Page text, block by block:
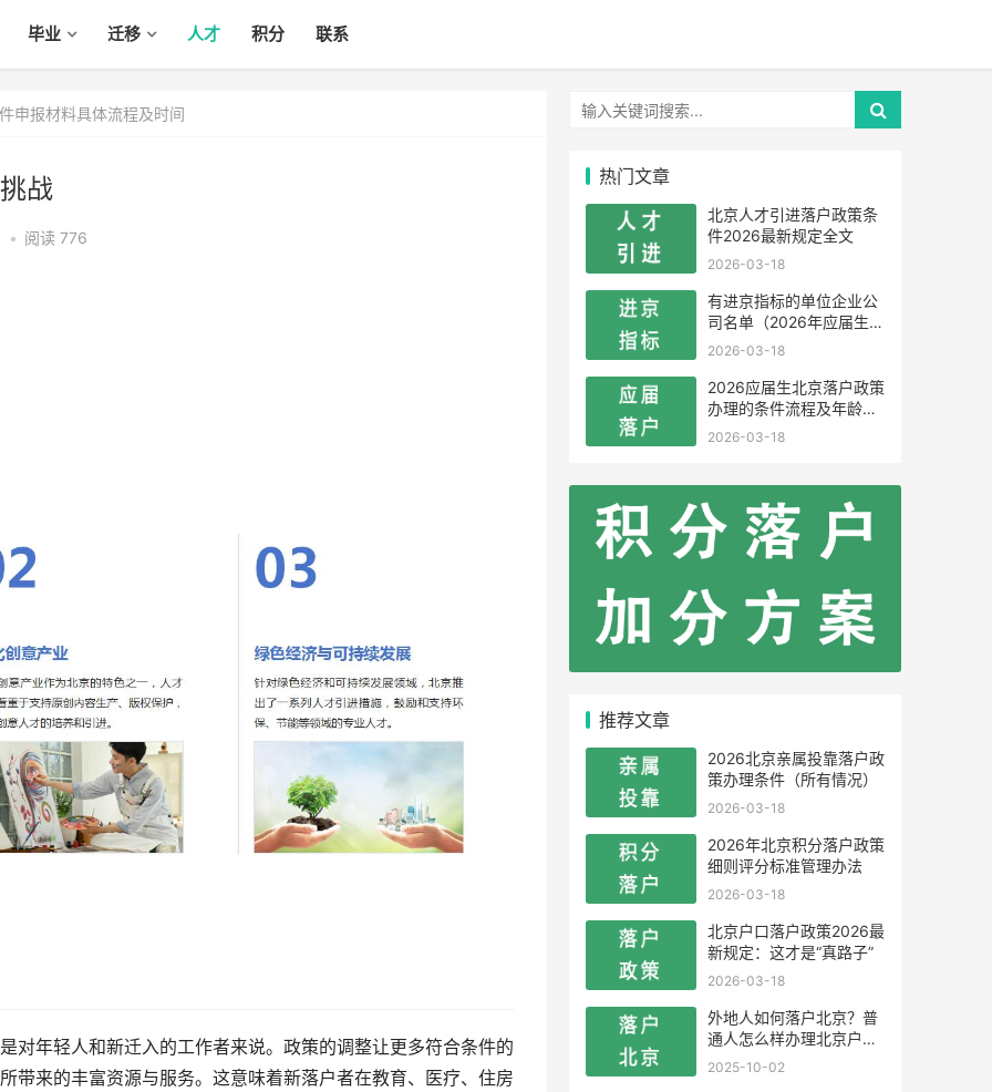
毕业 迁移 人才 积分 联系
申报材料具体流程及时间
战
• 阅读 776
对年轻人和新迁入的工作者来说。政策的调整让更多符合条件的
带来的丰富资源与服务。这意味着新落户者在教育、医疗、住房
热门文章
北京人才引进落户政策条
件2026最新规定全文
2026-03-18
有进京指标的单位企业公
司名单（2026年应届生留
学生）
2026-03-18
2026应届生北京落户政策
办理的条件流程及年龄限
制
2026-03-18
推荐文章
2026北京亲属投靠落户政
策办理条件（所有情况）
2026-03-18
2026年北京积分落户政策
细则评分标准管理办法
2026-03-18
北京户口落户政策2026最
新规定：这才是“真路子”
2026-03-18
外地人如何落户北京？普
通人怎么样办理北京户
口？
2025-10-02